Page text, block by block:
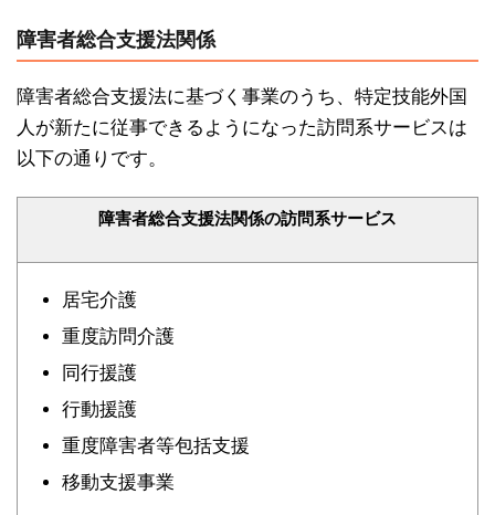
障害者総合支援法関係
障害者総合支援法に基づく事業のうち、特定技能外国
人が新たに従事できるようになった訪問系サービスは
以下の通りです。
障害者総合支援法関係の訪問系サービス
居宅介護
重度訪問介護
同行援護
行動援護
重度障害者等包括支援
移動支援事業